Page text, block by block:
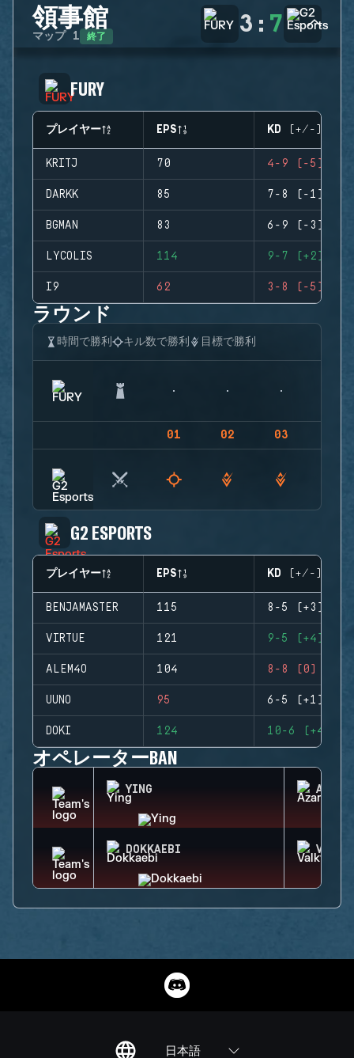
領事館
マップ 1 終了 3 : 7
FURY
プレイヤー EPS KD (+/-)
KRITJ 70 4-9 (-5)
DARKK 85 7-8 (-1)
BGMAN 83 6-9 (-3)
LYCOLIS 114 9-7 (+2)
I9 62 3-8 (-5)
ラウンド
時間で勝利 キル数で勝利 目標で勝利
01 02 03
G2 ESPORTS
プレイヤー EPS KD (+/-)
BENJAMASTER 115 8-5 (+3)
VIRTUE 121 9-5 (+4)
ALEM4O 104 8-8 (0)
UUNO 95 6-5 (+1)
DOKI 124 10-6 (+4)
オペレーターBAN
YING AZAMI
DOKKAEBI
日本語